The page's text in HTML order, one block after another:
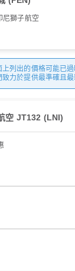
尼獅子航空
上列出的價格可能已
力於提供最準確且最
空 JT132 (LNI)